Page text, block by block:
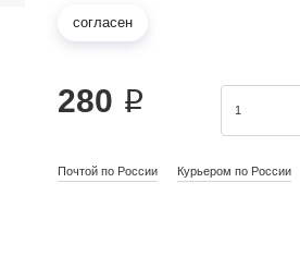
согласен
280 ₽
Почтой по России Курьером по России